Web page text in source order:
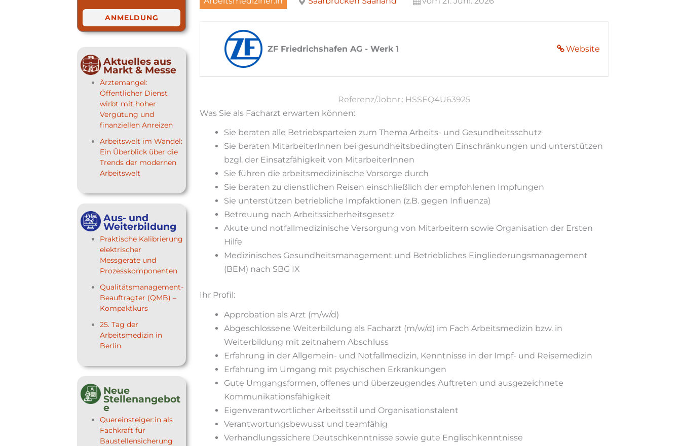
ANMELDUNG
Aktuelles aus
Markt & Messe
Ärztemangel:
Öffentlicher Dienst
wirbt mit hoher
Vergütung und
finanziellen Anreizen
Arbeitswelt im Wandel:
Ein Überblick über die
Trends der modernen
Arbeitswelt
Aus- und
Weiterbildung
Praktische Kalibrierung
elektrischer
Messgeräte und
Prozesskomponenten
Qualitätsmanagement-
Beauftragter (QMB) –
Kompaktkurs
25. Tag der
Arbeitsmedizin in
Berlin
Neue
Stellenangebot
e
Quereinsteiger:in als
Fachkraft für
Baustellensicherung
ZF Friedrichshafen AG - Werk 1 Website
Referenz/Jobnr.: HSSEQ4U63925
Was Sie als Facharzt erwarten können:
Sie beraten alle Betriebsparteien zum Thema Arbeits- und Gesundheitsschutz
Sie beraten MitarbeiterInnen bei gesundheitsbedingten Einschränkungen und unterstützen
bzgl. der Einsatzfähigkeit von MitarbeiterInnen
Sie führen die arbeitsmedizinische Vorsorge durch
Sie beraten zu dienstlichen Reisen einschließlich der empfohlenen Impfungen
Sie unterstützen betriebliche Impfaktionen (z.B. gegen Influenza)
Betreuung nach Arbeitssicherheitsgesetz
Akute und notfallmedizinische Versorgung von Mitarbeitern sowie Organisation der Ersten
Hilfe
Medizinisches Gesundheitsmanagement und Betriebliches Eingliederungsmanagement
(BEM) nach SBG IX
Ihr Profil:
Approbation als Arzt (m/w/d)
Abgeschlossene Weiterbildung als Facharzt (m/w/d) im Fach Arbeitsmedizin bzw. in
Weiterbildung mit zeitnahem Abschluss
Erfahrung in der Allgemein- und Notfallmedizin, Kenntnisse in der Impf- und Reisemedizin
Erfahrung im Umgang mit psychischen Erkrankungen
Gute Umgangsformen, offenes und überzeugendes Auftreten und ausgezeichnete
Kommunikationsfähigkeit
Eigenverantwortlicher Arbeitsstil und Organisationstalent
Verantwortungsbewusst und teamfähig
Verhandlungssichere Deutschkenntnisse sowie gute Englischkenntnisse